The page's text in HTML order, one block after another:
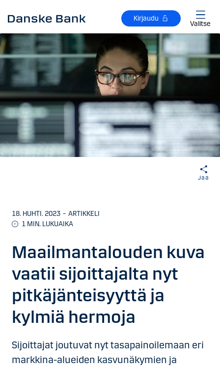
Kirjaudu
Valitse
Jaa
18. HUHTI. 2023 – ARTIKKELI
1 MIN. LUKUAIKA
Maailmantalouden kuva
vaatii sijoittajalta nyt
pitkäjänteisyyttä ja
kylmiä hermoja
Sijoittajat joutuvat nyt tasapainoilemaan eri
markkina-alueiden kasvunäkymien ja